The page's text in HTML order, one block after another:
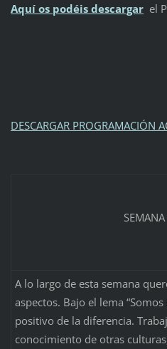
Aquí os podéis descargarel
DESCARGAR PROGRAMACIÓN
A lo largo de esta semana
aspectos. Bajo el lema
positivo de la diferencia.
conocimiento de otras